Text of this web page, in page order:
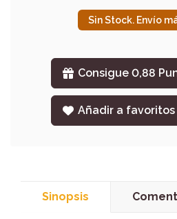
Sin Stock. Envío
Consigue 0,88
Añadir a favoritos
Sinopsis